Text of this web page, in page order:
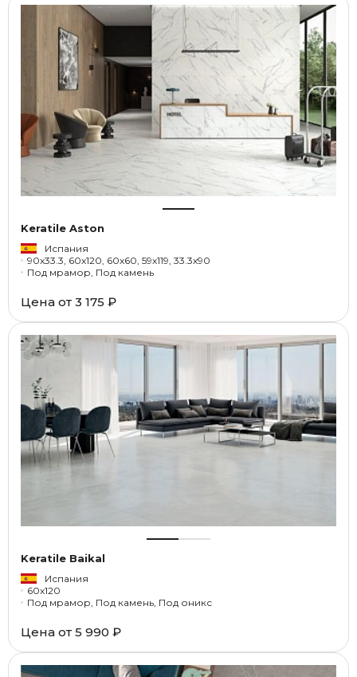
Keratile Aston
Испания
90x33.3, 60x120, 60x60, 59x119, 33.3x90
Под мрамор, Под камень
Цена от 3 175 ₽
Keratile Baikal
Испания
60x120
Под мрамор, Под камень, Под оникс
Цена от 5 990 ₽